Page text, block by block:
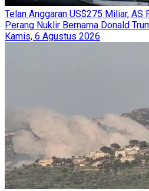
Telan Anggaran US$275 Miliar, AS
Perang Nuklir Bernama Donald
Kamis, 6 Agustus 2026